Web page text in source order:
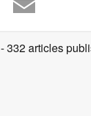
- 332 articles